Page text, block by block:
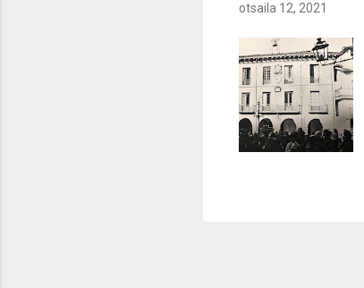
otsaila 12, 2021